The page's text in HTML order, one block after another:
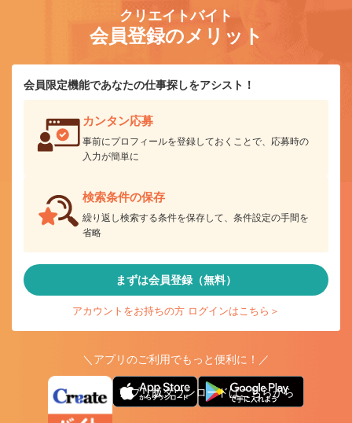
クリエイトバイト
会員登録のメリット
会員限定機能であなたの仕事探しをアシスト！
カンタン応募
事前にプロフィールを登録しておくことで、応募時の
入力が簡単に
検索条件の保存
繰り返し検索する条件を保存して、条件設定の手間を
省略
まずは会員登録（無料）
アカウントをお持ちの方 ログインはこちら＞
＼アプリのご利用でもっと便利に！／
アプリ版ダウンロードはこちらから